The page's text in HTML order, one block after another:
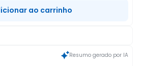
ao carrinho
Resumo gerado por IA